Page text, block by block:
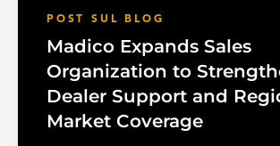
POST SUL BLOG
Madico Expands Sales
Organization to
Dealer Support and
Market Coverage